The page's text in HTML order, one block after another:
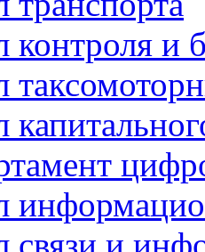
контроля и
связи и